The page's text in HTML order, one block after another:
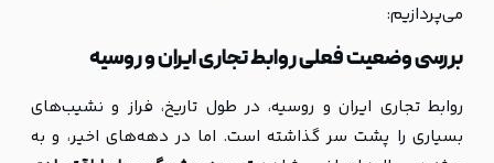
می‌پردازیم:
بررسی وضعیت فعلی روابط تجاری ایران و روسیه
روابط تجاری ایران و روسیه، در طول تاریخ، فراز و نشیب‌های
بسیاری را پشت سر گذاشته است. اما در دهه‌های اخیر، و به